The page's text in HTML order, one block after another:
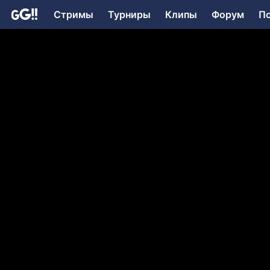
Стримы Турниры Клипы Форум